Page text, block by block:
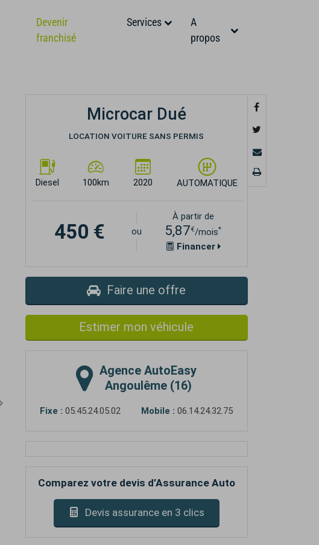
Devenir
franchisé
Services
A
propos
Microcar Dué
LOCATION VOITURE SANS PERMIS
Diesel 100km 2020 AUTOMATIQUE
450 € ou
À partir de
5,87€/mois*
Financer
Faire une offre
Estimer mon véhicule
Agence AutoEasy
Angoulême (16)
Fixe : 05.45.24.05.02 Mobile : 06.14.24.32.75
Comparez votre devis d’Assurance Auto
Devis assurance en 3 clics